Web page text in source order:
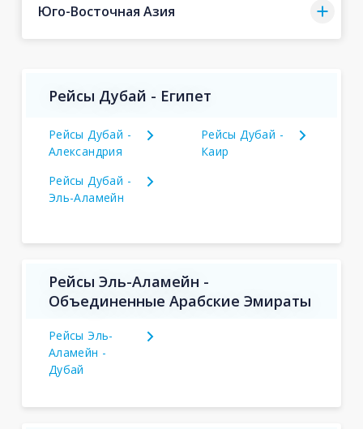
Юго-Восточная Азия
Рейсы Дубай - Египет
Рейсы Дубай -
Александрия
Рейсы Дубай -
Каир
Рейсы Дубай -
Эль-Аламейн
Рейсы Эль-Аламейн -
Объединенные Арабские Эмираты
Рейсы Эль-
Аламейн -
Дубай